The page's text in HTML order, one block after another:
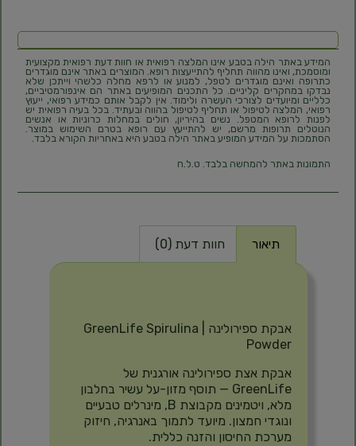
המידע באתר הילה בטבע אינו המלצה רפואית או חוות דעת רפואית מקצועית
ומוסמכת, ואינו מהווה תחליף להתייעצות רופא. המוצרים באתר אינם מוגדרים
כתרופה ואינם מוגדרים לטפל, למנוע או לרפא מחלה כלשהי וייתכן שלא
נבדקו במחקרים קליניים. כל התכנים המופיעים באתר הם אינפורמטיביים,
כלליים ומיועדים לצורכי העשרה ולימוד. אין לקבל אותם כמידע רפואי, ייעוץ
רפואי, המלצה לטיפול או תחליף לטיפול בהווה ובעתיד. בכל בעיה רפואית יש
לפנות לרופא המטפל. נשים בהיריון, חולים במחלות כרוניות או אנשים
הנוטלים תרופות מרשם, יש להתייעץ עם רופא בטרם השימוש במוצר.
הסתמכות על המידע המופיע באתר הילה בטבע היא באחריות הקורא בלבד.
התמונות באתר להמחשה בלבד. ט.ל.ח
תיאור חוות דעת (0)
אבקת ספירולינה | GreenLife Spirulina
Powder
אבקת אצת ספירולינה אורגנית של
GreenLife — תוסף מזון-על עשיר בחלבון
מלא, ויטמינים מקבוצת B, מינרלים טבעיים
ונוגדי חמצון. מיועד לתמוך באנרגיה, חיזוק
מערכת החיסון והזנה כללית.